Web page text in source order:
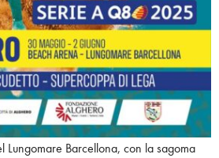
Lungomare Barcellona, con la sagoma